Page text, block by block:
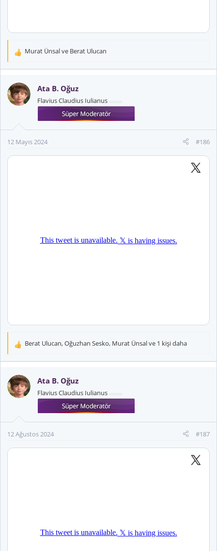
T
k
i
l
Murat Ünsalve Berat Ulucan
Ata B. Oğuz
Flavius Claudius Iulianus
12 Mayıs 2024 #186
T
k
i
l
Berat Ulucan,Oğuzhan Sesko, Murat Ünsalve 1 kişi daha
Ata B. Oğuz
Flavius Claudius Iulianus
12 Ağustos 2024 #187